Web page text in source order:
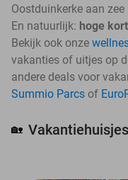
Oostduinkerke aan zee
En natuurlijk: hoge
Bekijk ook onze
vakanties of uitjes op
andere deals voor
Summio Parcs of
🏡